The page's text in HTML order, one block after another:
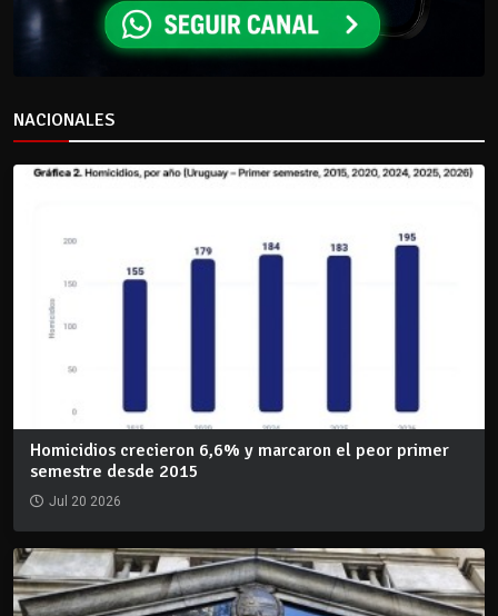
NACIONALES
Homicidios crecieron 6,6% y marcaron el peor primer
semestre desde 2015
Jul 20 2026